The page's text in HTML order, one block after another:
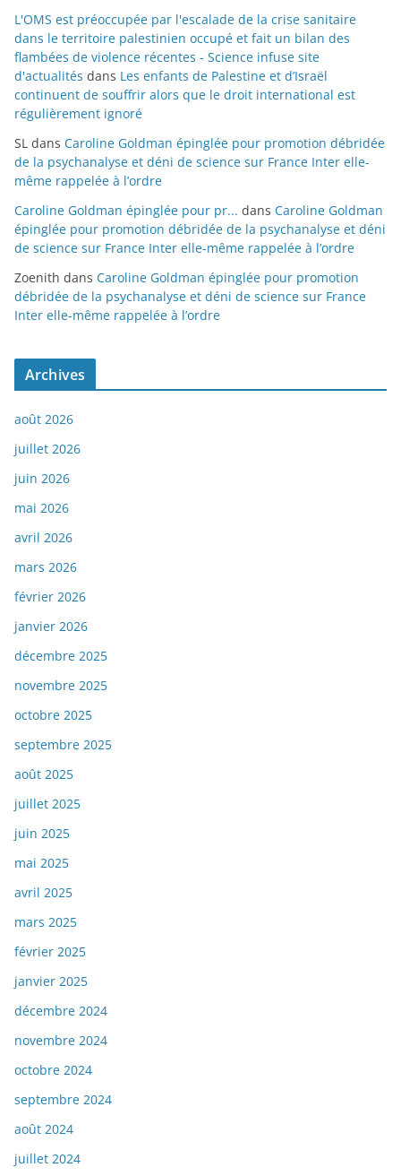
L'OMS est préoccupée par l'escalade de la crise sanitaire
dans le territoire palestinien occupé et fait un bilan des
flambées de violence récentes - Science infuse site
d'actualités dans Les enfants de Palestine et d’Israël
continuent de souffrir alors que le droit international est
régulièrement ignoré
SL dans Caroline Goldman épinglée pour promotion débridée
de la psychanalyse et déni de science sur France Inter elle-
même rappelée à l’ordre
Caroline Goldman épinglée pour pr... dans Caroline Goldman
épinglée pour promotion débridée de la psychanalyse et déni
de science sur France Inter elle-même rappelée à l’ordre
Zoenith dans Caroline Goldman épinglée pour promotion
débridée de la psychanalyse et déni de science sur France
Inter elle-même rappelée à l’ordre
Archives
août 2026
juillet 2026
juin 2026
mai 2026
avril 2026
mars 2026
février 2026
janvier 2026
décembre 2025
novembre 2025
octobre 2025
septembre 2025
août 2025
juillet 2025
juin 2025
mai 2025
avril 2025
mars 2025
février 2025
janvier 2025
décembre 2024
novembre 2024
octobre 2024
septembre 2024
août 2024
juillet 2024